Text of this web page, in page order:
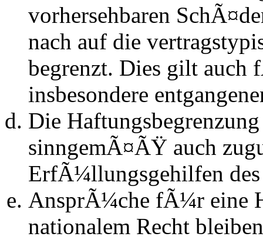
vorhersehbaren
nach auf die
begrenzt. Dies gilt auch
insbesondere
Die
sinngemÃ¤ÃŸ auch
ErfÃ¼llungsgehilfen des
AnsprÃ¼che fÃ¼r eine
nationalem Recht